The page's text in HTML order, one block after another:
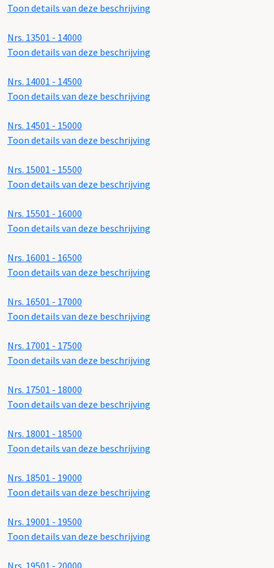
Toon details van deze beschrijving
Nrs. 13501 - 14000
Toon details van deze beschrijving
Nrs. 14001 - 14500
Toon details van deze beschrijving
Nrs. 14501 - 15000
Toon details van deze beschrijving
Nrs. 15001 - 15500
Toon details van deze beschrijving
Nrs. 15501 - 16000
Toon details van deze beschrijving
Nrs. 16001 - 16500
Toon details van deze beschrijving
Nrs. 16501 - 17000
Toon details van deze beschrijving
Nrs. 17001 - 17500
Toon details van deze beschrijving
Nrs. 17501 - 18000
Toon details van deze beschrijving
Nrs. 18001 - 18500
Toon details van deze beschrijving
Nrs. 18501 - 19000
Toon details van deze beschrijving
Nrs. 19001 - 19500
Toon details van deze beschrijving
Nrs. 19501 - 20000